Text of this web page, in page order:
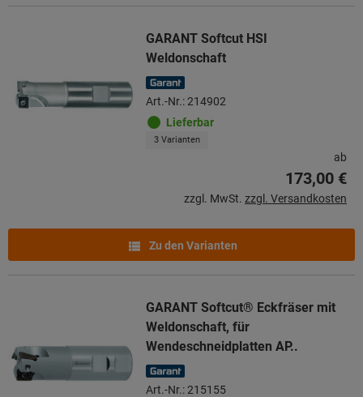
GARANT Softcut HSI
Weldonschaft
Art.-Nr.: 214902
Lieferbar
3 Varianten
ab
173,00 €
zzgl. MwSt. zzgl. Versandkosten
Zu den Varianten
GARANT Softcut® Eckfräser mit
Weldonschaft, für
Wendeschneidplatten AP..
Art.-Nr.: 215155